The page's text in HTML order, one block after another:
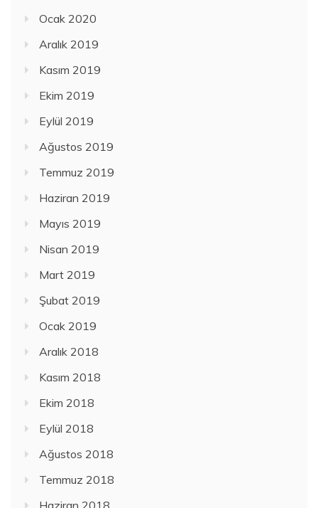
Ocak 2020
Aralık 2019
Kasım 2019
Ekim 2019
Eylül 2019
Ağustos 2019
Temmuz 2019
Haziran 2019
Mayıs 2019
Nisan 2019
Mart 2019
Şubat 2019
Ocak 2019
Aralık 2018
Kasım 2018
Ekim 2018
Eylül 2018
Ağustos 2018
Temmuz 2018
Haziran 2018